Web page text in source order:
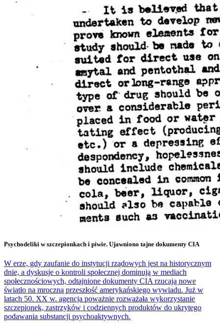
Psychodeliki w szczepionkach i piwie. Ujawniono tajne dokumenty CIA
W erze, gdy zaufanie do instytucji rządowych jest na historycznym
dnie, a dyskusje o kontroli społecznej dominują w mediach
społecznościowych, odtajnione dokumenty CIA rzucają nowe
światło na mroczną przeszłość amerykańskiego wywiadu. Już w
latach 50. XX w. agencja poważnie rozważała wykorzystanie
szczepionek, zastrzyków i codziennych produktów do ukrytego
podawania substancji psychoaktywnych.